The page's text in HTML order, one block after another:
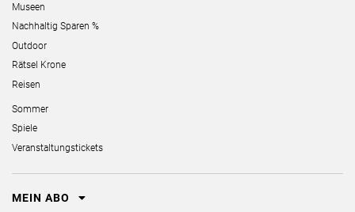
Museen
Nachhaltig Sparen %
Outdoor
Rätsel Krone
Reisen
Sommer
Spiele
Veranstaltungstickets
MEIN ABO